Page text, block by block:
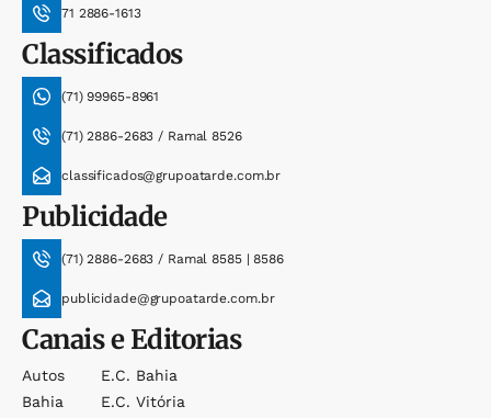
71 2886-1613
Classificados
(71) 99965-8961
(71) 2886-2683 / Ramal 8526
classificados@grupoatarde.com.br
Publicidade
(71) 2886-2683 / Ramal 8585 | 8586
publicidade@grupoatarde.com.br
Canais e Editorias
Autos
Bahia
E.c. Bahia
E.c. Vitória